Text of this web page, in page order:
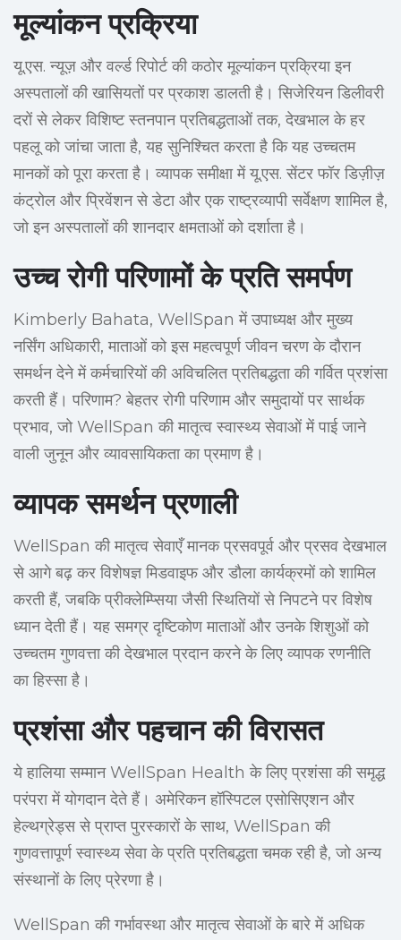
मूल्यांकन प्रक्रिया
यू.एस. न्यूज़ और वर्ल्ड रिपोर्ट की कठोर मूल्यांकन प्रक्रिया इन
अस्पतालों की खासियतों पर प्रकाश डालती है। सिजेरियन डिलीवरी
दरों से लेकर विशिष्ट स्तनपान प्रतिबद्धताओं तक, देखभाल के हर
पहलू को जांचा जाता है, यह सुनिश्चित करता है कि यह उच्चतम
मानकों को पूरा करता है। व्यापक समीक्षा में यू.एस. सेंटर फॉर डिज़ीज़
कंट्रोल और प्रिवेंशन से डेटा और एक राष्ट्रव्यापी सर्वेक्षण शामिल है,
जो इन अस्पतालों की शानदार क्षमताओं को दर्शाता है।
उच्च रोगी परिणामों के प्रति समर्पण
Kimberly Bahata, WellSpan में उपाध्यक्ष और मुख्य
नर्सिंग अधिकारी, माताओं को इस महत्वपूर्ण जीवन चरण के दौरान
समर्थन देने में कर्मचारियों की अविचलित प्रतिबद्धता की गर्वित प्रशंसा
करती हैं। परिणाम? बेहतर रोगी परिणाम और समुदायों पर सार्थक
प्रभाव, जो WellSpan की मातृत्व स्वास्थ्य सेवाओं में पाई जाने
वाली जुनून और व्यावसायिकता का प्रमाण है।
व्यापक समर्थन प्रणाली
WellSpan की मातृत्व सेवाएँ मानक प्रसवपूर्व और प्रसव देखभाल
से आगे बढ़ कर विशेषज्ञ मिडवाइफ और डौला कार्यक्रमों को शामिल
करती हैं, जबकि प्रीक्लेम्प्सिया जैसी स्थितियों से निपटने पर विशेष
ध्यान देती हैं। यह समग्र दृष्टिकोण माताओं और उनके शिशुओं को
उच्चतम गुणवत्ता की देखभाल प्रदान करने के लिए व्यापक रणनीति
का हिस्सा है।
प्रशंसा और पहचान की विरासत
ये हालिया सम्मान WellSpan Health के लिए प्रशंसा की समृद्ध
परंपरा में योगदान देते हैं। अमेरिकन हॉस्पिटल एसोसिएशन और
हेल्थग्रेड्स से प्राप्त पुरस्कारों के साथ, WellSpan की
गुणवत्तापूर्ण स्वास्थ्य सेवा के प्रति प्रतिबद्धता चमक रही है, जो अन्य
संस्थानों के लिए प्रेरणा है।
WellSpan की गर्भावस्था और मातृत्व सेवाओं के बारे में अधिक